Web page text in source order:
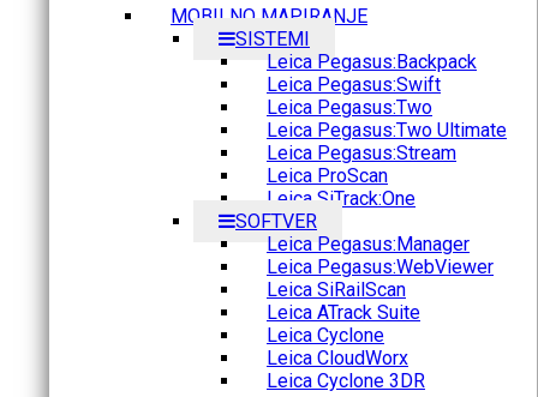
MOBILNO MAPIRANJE
SISTEMI
Leica Pegasus:Backpack
Leica Pegasus:Swift
Leica Pegasus:Two
Leica Pegasus:Two Ultimate
Leica Pegasus:Stream
Leica ProScan
Leica SiTrack:One
SOFTVER
Leica Pegasus:Manager
Leica Pegasus:WebViewer
Leica SiRailScan
Leica ATrack Suite
Leica Cyclone
Leica CloudWorx
Leica Cyclone 3DR